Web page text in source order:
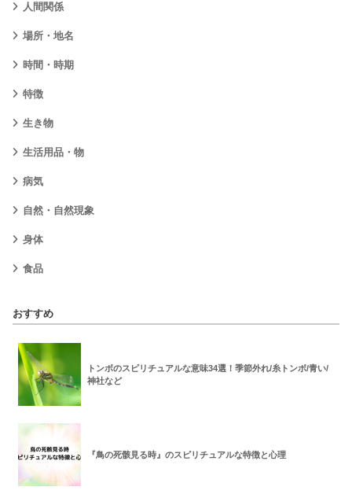
人間関係
場所・地名
時間・時期
特徴
生き物
生活用品・物
病気
自然・自然現象
身体
食品
おすすめ
トンボのスピリチュアルな意味34選！季節外れ/糸トンボ/青い/
神社など
『鳥の死骸見る時』のスピリチュアルな特徴と心理